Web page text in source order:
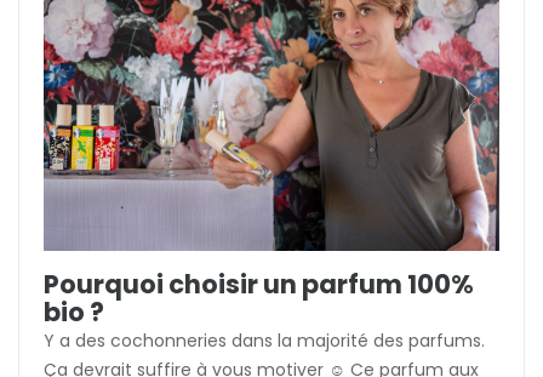
Pourquoi choisir un parfum 100%
bio ?
Y a des cochonneries dans la majorité des parfums.
Ça devrait suffire à vous motiver ☺️ Ce parfum aux